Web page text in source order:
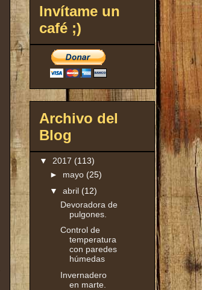
Invítame un
café ;)
Archivo del
Blog
▼ 2017 (113)
► mayo (25)
▼ abril (12)
Devoradora de
pulgones.
Control de
temperatura
con paredes
húmedas
Invernadero
en marte.